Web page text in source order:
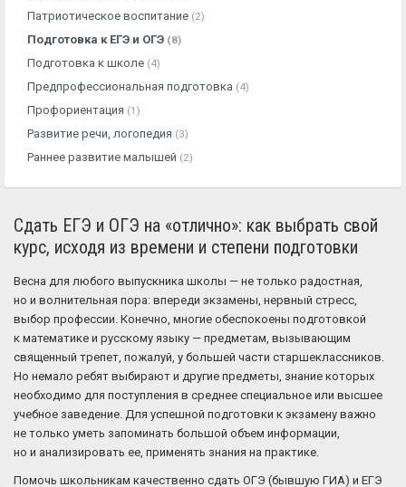
Патриотическое воспитание (2)
Подготовка к ЕГЭ и ОГЭ (8)
Подготовка к школе (4)
Предпрофессиональная подготовка (4)
Профориентация (1)
Развитие речи, логопедия (3)
Раннее развитие малышей (2)
Сдать ЕГЭ и ОГЭ на «отлично»: как выбрать свой
курс, исходя из времени и степени подготовки
Весна для любого выпускника школы — не только радостная,
но и волнительная пора: впереди экзамены, нервный стресс,
выбор профессии. Конечно, многие обеспокоены подготовкой
к математике и русскому языку — предметам, вызывающим
священный трепет, пожалуй, у большей части старшеклассников.
Но немало ребят выбирают и другие предметы, знание которых
необходимо для поступления в среднее специальное или высшее
учебное заведение. Для успешной подготовки к экзамену важно
не только уметь запоминать большой объем информации,
но и анализировать ее, применять знания на практике.
Помочь школьникам качественно сдать ОГЭ (бывшую ГИА) и ЕГЭ